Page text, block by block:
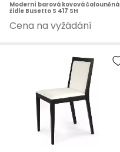
Moderní barová kovová čalouněná
židle Busetto S 417 SH
Cena na vyžádání